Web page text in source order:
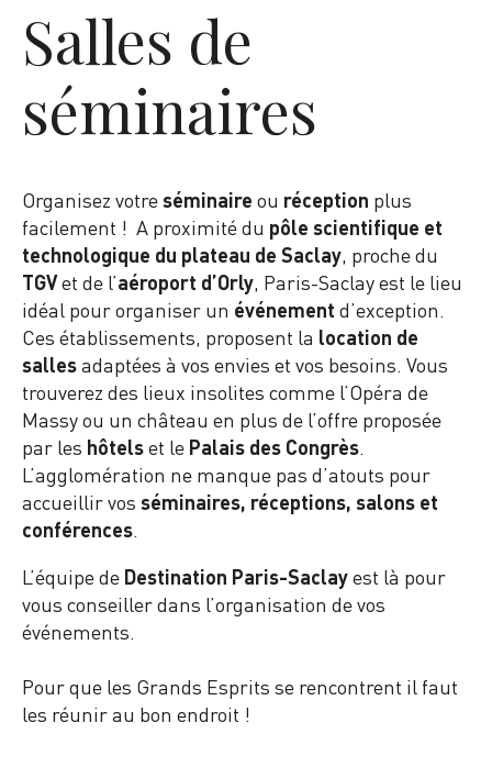
Salles de
séminaires
Organisez votreséminaire ou réception plus
facilement ! A proximité du pôle scientifique et
technologique du plateau de Saclay, proche du
TGVet de l’aéroport d’Orly, Paris-Saclay est le lieu
idéal pour organiser un événement d’exception.
Ces établissements, proposent la location de
sallesadaptées à vos envies et vos besoins. Vous
trouverez des lieux insolites comme l’Opéra de
Massy ou un château en plus de l’offre proposée
par les hôtelset le Palais des Congrès.
L’agglomération ne manque pas d’atouts pour
accueillir vos séminaires, réceptions, salons et
conférences.
L’équipe de Destination Paris-Saclayest là pour
vous conseiller dans l’organisation de vos
événements.
Pour que les Grands Esprits se rencontrent il faut
les réunir au bon endroit !